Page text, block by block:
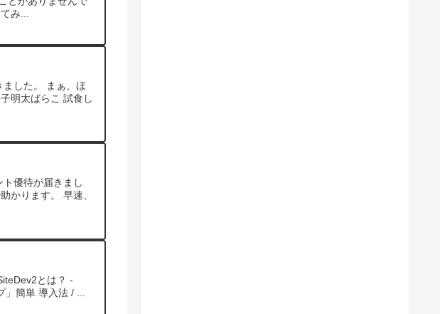
み...
した。 まぁ、ほ
明太ばらこ 試食し
優待が届きまし
かります。 早速、
とは？ -
簡単 導入法 / ...